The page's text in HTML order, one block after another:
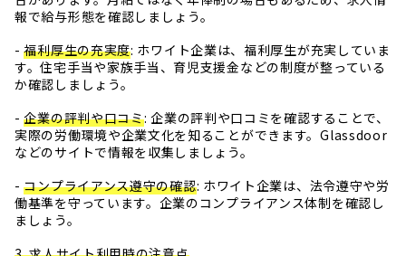
報で給与形態を確認しましょう。
-福利厚生の充実度: ホワイト企業は、福利厚生が充実していま
す。住宅手当や家族手当、育児支援金などの制度が整っている
か確認しましょう。
-企業の評判や口コミ: 企業の評判や口コミを確認することで、
実際の労働環境や企業文化を知ることができます。Glassdoor
などのサイトで情報を収集しましょう。
-コンプライアンス遵守の確認: ホワイト企業は、法令遵守や労
働基準を守っています。企業のコンプライアンス体制を確認し
ましょう。